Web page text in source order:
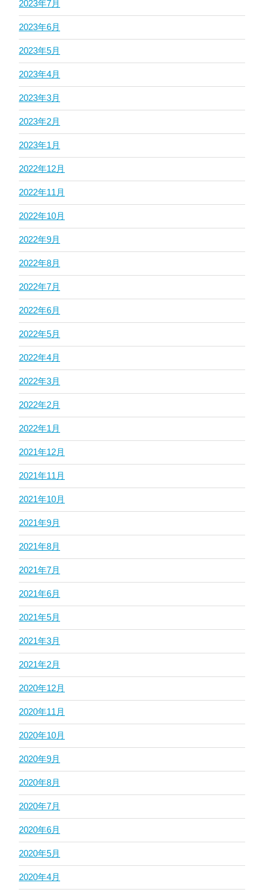
2023年7月
2023年6月
2023年5月
2023年4月
2023年3月
2023年2月
2023年1月
2022年12月
2022年11月
2022年10月
2022年9月
2022年8月
2022年7月
2022年6月
2022年5月
2022年4月
2022年3月
2022年2月
2022年1月
2021年12月
2021年11月
2021年10月
2021年9月
2021年8月
2021年7月
2021年6月
2021年5月
2021年3月
2021年2月
2020年12月
2020年11月
2020年10月
2020年9月
2020年8月
2020年7月
2020年6月
2020年5月
2020年4月